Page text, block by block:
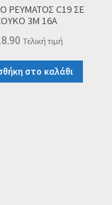
ΡΕΥΜΑΤΟΣ C19 ΣΕ
3M 16A
Τελική τιμή
στο καλάθι